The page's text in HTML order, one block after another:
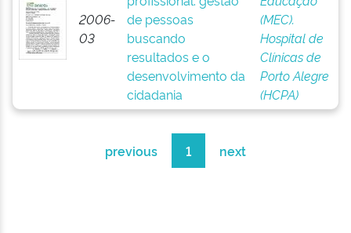
2006-
03
de pessoas
buscando
resultados e o
desenvolvimento da
cidadania
(MEC).
Hospital de
Clínicas de
Porto Alegre
(HCPA)
previous 1 next